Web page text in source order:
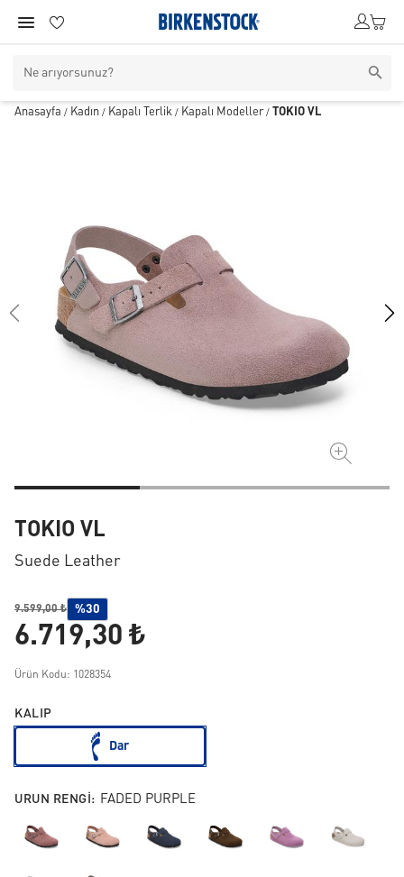
Anasayfa / Kadın / Kapalı Terlik / Kapalı Modeller / TOKIO VL
TOKIO VL
Suede Leather
9.599,00 ₺ %30
6.719,30 ₺
Ürün Kodu: 1028354
KALIP
Dar
URUN RENGI: FADED PURPLE